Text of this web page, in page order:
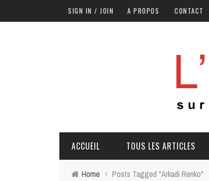
SIGN IN / JOIN A PROPOS CONTACT
ACCUEIL TOUS LES ARTICLES
Home › Posts Tagged "Arkadi Renko"